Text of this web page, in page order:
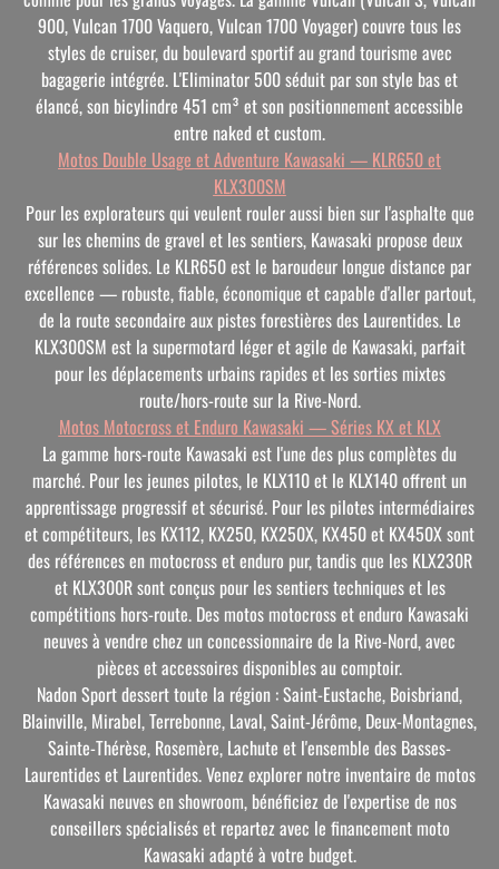
900, Vulcan 1700 Vaquero, Vulcan 1700 Voyager) couvre tous les
styles de cruiser, du boulevard sportif au grand tourisme avec
bagagerie intégrée. L'Eliminator 500 séduit par son style bas et
élancé, son bicylindre 451 cm³ et son positionnement accessible
entre naked et custom.
Motos Double Usage et Adventure Kawasaki — KLR650 et
KLX300SM
Pour les explorateurs qui veulent rouler aussi bien sur l'asphalte que
sur les chemins de gravel et les sentiers, Kawasaki propose deux
références solides. Le KLR650 est le baroudeur longue distance par
excellence — robuste, fiable, économique et capable d'aller partout,
de la route secondaire aux pistes forestières des Laurentides. Le
KLX300SM est la supermotard léger et agile de Kawasaki, parfait
pour les déplacements urbains rapides et les sorties mixtes
route/hors-route sur la Rive-Nord.
Motos Motocross et Enduro Kawasaki — Séries KX et KLX
La gamme hors-route Kawasaki est l'une des plus complètes du
marché. Pour les jeunes pilotes, le KLX110 et le KLX140 offrent un
apprentissage progressif et sécurisé. Pour les pilotes intermédiaires
et compétiteurs, les KX112, KX250, KX250X, KX450 et KX450X sont
des références en motocross et enduro pur, tandis que les KLX230R
et KLX300R sont conçus pour les sentiers techniques et les
compétitions hors-route. Des motos motocross et enduro Kawasaki
neuves à vendre chez un concessionnaire de la Rive-Nord, avec
pièces et accessoires disponibles au comptoir.
Nadon Sport dessert toute la région : Saint-Eustache, Boisbriand,
Blainville, Mirabel, Terrebonne, Laval, Saint-Jérôme, Deux-Montagnes,
Sainte-Thérèse, Rosemère, Lachute et l'ensemble des Basses-
Laurentides et Laurentides. Venez explorer notre inventaire de motos
Kawasaki neuves en showroom, bénéficiez de l'expertise de nos
conseillers spécialisés et repartez avec le financement moto
Kawasaki adapté à votre budget.